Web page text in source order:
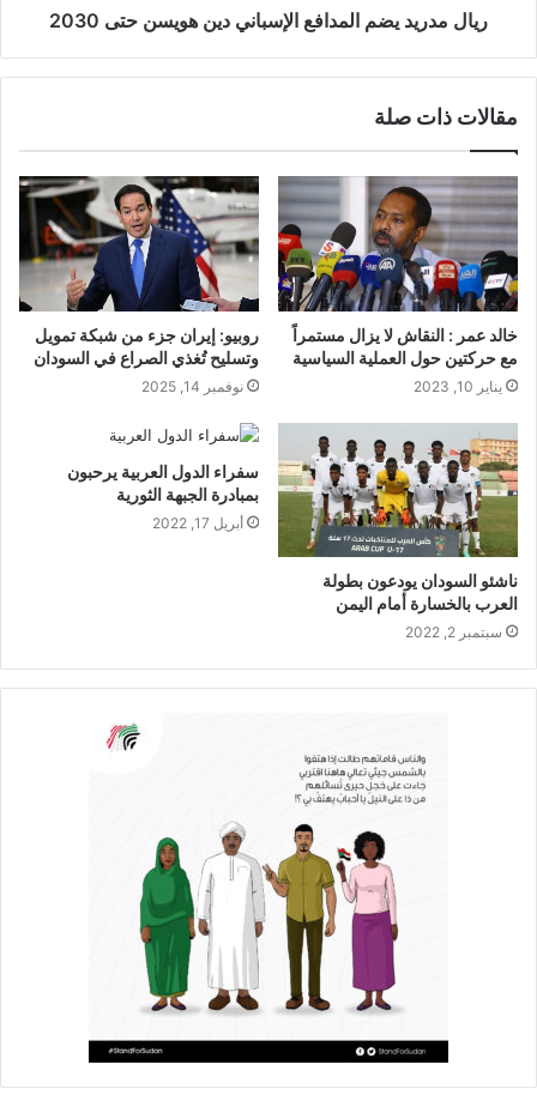
ريال مدريد يضم المدافع الإسباني دين هويسن حتى 2030
مقالات ذات صلة
خالد عمر : النقاش لا يزال مستمراً
مع حركتين حول العملية السياسية
يناير 10, 2023
روبيو: إيران جزء من شبكة تمويل
وتسليح تُغذي الصراع في السودان
نوفمبر 14, 2025
ناشئو السودان يودعون بطولة
العرب بالخسارة أمام اليمن
سبتمبر 2, 2022
سفراء الدول العربية يرحبون
بمبادرة الجبهة الثورية
أبريل 17, 2022